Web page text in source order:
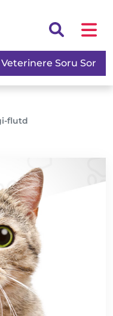
Veterinere Soru Sor
flutd